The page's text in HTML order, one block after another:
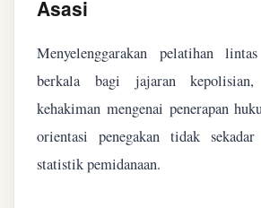
Asasi
Menyelenggarakan pelatihan
berkala bagi jajaran kepolisian,
kehakiman mengenai penerapan
orientasi penegakan tidak
statistik pemidanaan.